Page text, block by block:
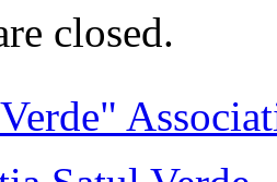
closed.